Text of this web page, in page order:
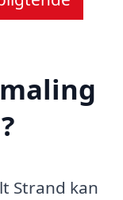
Strand kan